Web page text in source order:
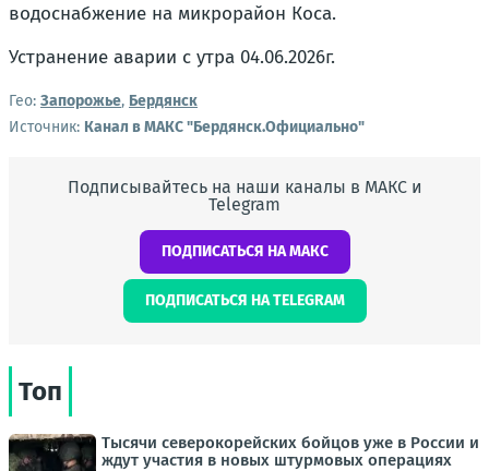
водоснабжение на микрорайон Коса.
Устранение аварии с утра 04.06.2026г.
Гео: Запорожье, Бердянск
Источник: Канал в МАКС "Бердянск.Официально"
Подписывайтесь на наши каналы в МАКС и
Telegram
ПОДПИСАТЬСЯ НА МАКС
ПОДПИСАТЬСЯ НА TELEGRAM
Топ
Тысячи северокорейских бойцов уже в России и
ждут участия в новых штурмовых операциях